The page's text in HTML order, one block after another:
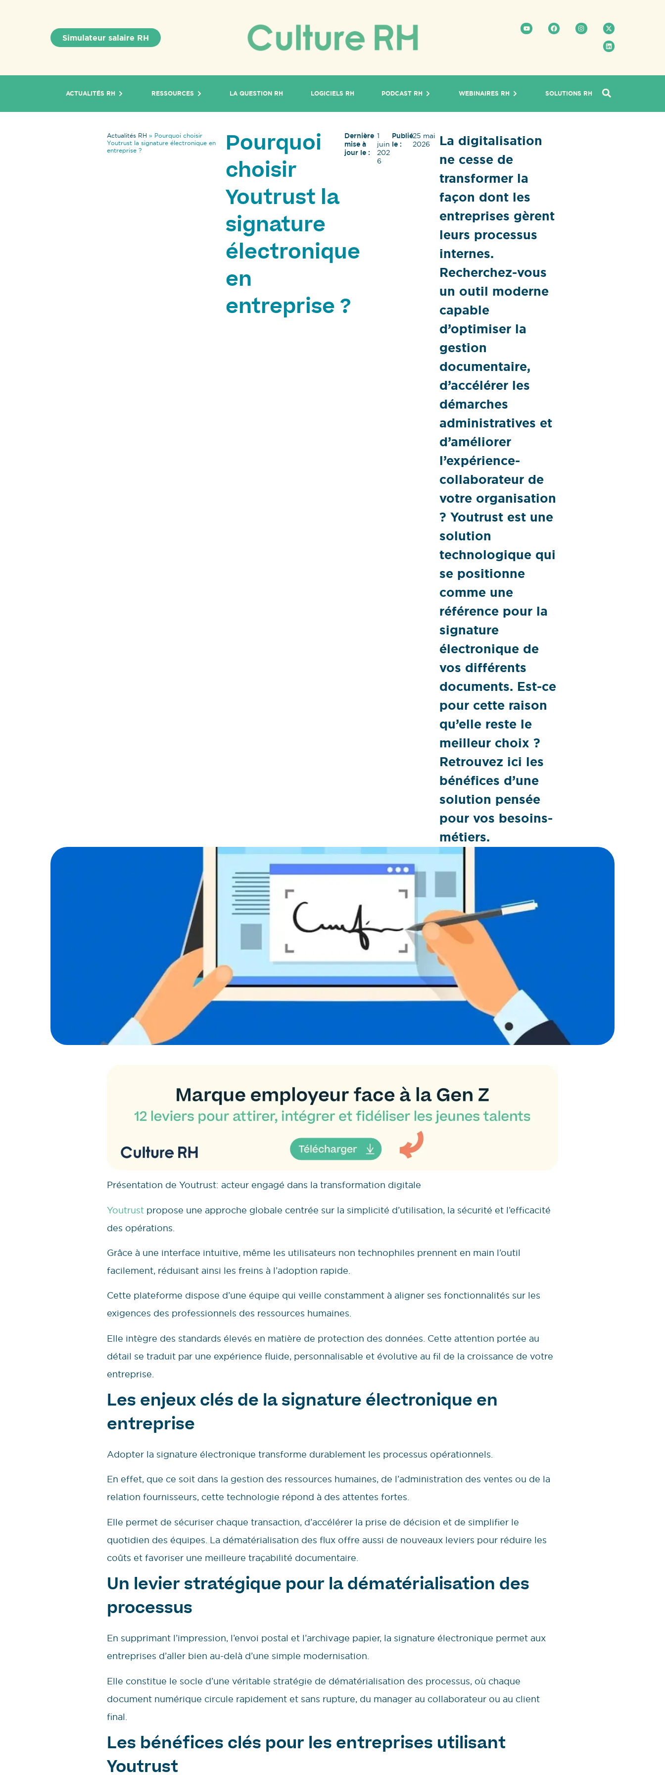
Simulateur salaire RH
ACTUALITÉS RH RESSOURCES LA QUESTION RH LOGICIELS RH PODCAST RH WEBINAIRES RH SOLUTIONS RH
Actualités RH » Pourquoi choisir
Youtrust la signature électronique en
entreprise ?
Pourquoi
choisir
Youtrust la
signature
électronique
en
entreprise ?
Dernière
mise à
jour le :
1
juin
202
6
Publié
le :
25 mai
2026
La digitalisation
ne cesse de
transformer la
façon dont les
entreprises gèrent
leurs processus
internes.
Recherchez-vous
un outil moderne
capable
d’optimiser la
gestion
documentaire,
d’accélérer les
démarches
administratives et
d’améliorer
l’expérience-
collaborateur de
votre organisation
? Youtrust est une
solution
technologique qui
se positionne
comme une
référence pour la
signature
électronique de
vos différents
documents. Est-ce
pour cette raison
qu’elle reste le
meilleur choix ?
Retrouvez ici les
bénéfices d’une
solution pensée
pour vos besoins-
métiers.
Présentation de Youtrust: acteur engagé dans la transformation digitale
Youtrust propose une approche globale centrée sur la simplicité d’utilisation, la sécurité et l’efficacité
des opérations.
Grâce à une interface intuitive, même les utilisateurs non technophiles prennent en main l’outil
facilement, réduisant ainsi les freins à l’adoption rapide.
Cette plateforme dispose d’une équipe qui veille constamment à aligner ses fonctionnalités sur les
exigences des professionnels des ressources humaines.
Elle intègre des standards élevés en matière de protection des données. Cette attention portée au
détail se traduit par une expérience fluide, personnalisable et évolutive au fil de la croissance de votre
entreprise.
Les enjeux clés de la signature électronique en
entreprise
Adopter la signature électronique transforme durablement les processus opérationnels.
En effet, que ce soit dans la gestion des ressources humaines, de l’administration des ventes ou de la
relation fournisseurs, cette technologie répond à des attentes fortes.
Elle permet de sécuriser chaque transaction, d’accélérer la prise de décision et de simplifier le
quotidien des équipes. La dématérialisation des flux offre aussi de nouveaux leviers pour réduire les
coûts et favoriser une meilleure traçabilité documentaire.
Un levier stratégique pour la dématérialisation des
processus
En supprimant l’impression, l’envoi postal et l’archivage papier, la signature électronique permet aux
entreprises d’aller bien au-delà d’une simple modernisation.
Elle constitue le socle d’une véritable stratégie de dématérialisation des processus, où chaque
document numérique circule rapidement et sans rupture, du manager au collaborateur ou au client
final.
Les bénéfices clés pour les entreprises utilisant
Youtrust